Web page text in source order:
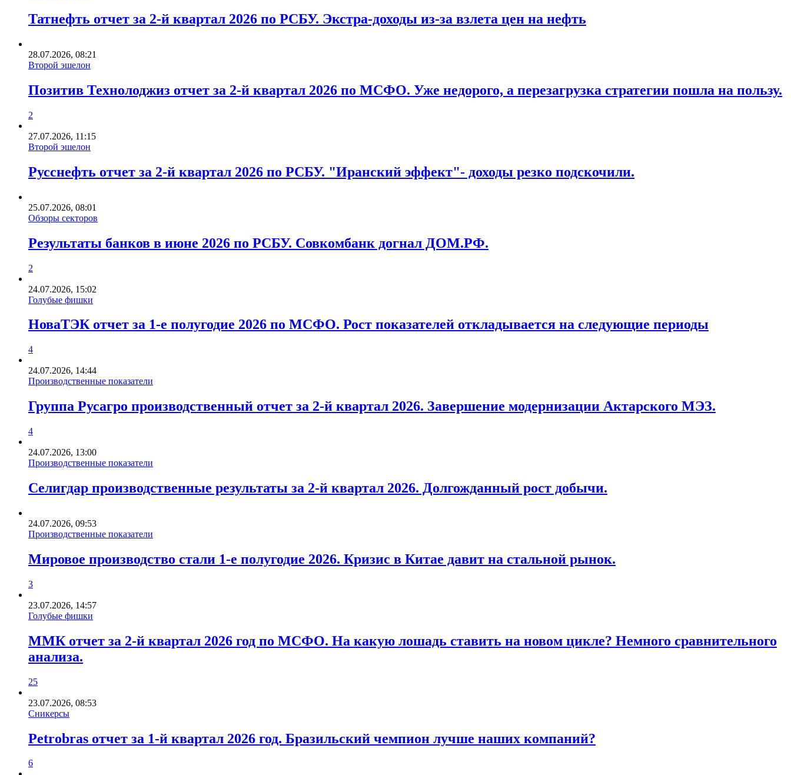
Татнефть отчет за 2-й квартал 2026 по РСБУ. Экстра-доходы из-за взлета цен на нефть
28.07.2026, 08:21
Второй эшелон
Позитив Технолоджиз отчет за 2-й квартал 2026 по МСФО. Уже недорого, а перезагрузка стратегии пошла на пользу.
2
27.07.2026, 11:15
Второй эшелон
Русснефть отчет за 2-й квартал 2026 по РСБУ. "Иранский эффект"- доходы резко подскочили.
25.07.2026, 08:01
Обзоры секторов
Результаты банков в июне 2026 по РСБУ. Совкомбанк догнал ДОМ.РФ.
2
24.07.2026, 15:02
Голубые фишки
НоваТЭК отчет за 1-е полугодие 2026 по МСФО. Рост показателей откладывается на следующие периоды
4
24.07.2026, 14:44
Производственные показатели
Группа Русагро производственный отчет за 2-й квартал 2026. Завершение модернизации Актарского МЭЗ.
4
24.07.2026, 13:00
Производственные показатели
Селигдар производственные результаты за 2-й квартал 2026. Долгожданный рост добычи.
24.07.2026, 09:53
Производственные показатели
Мировое производство стали 1-е полугодие 2026. Кризис в Китае давит на стальной рынок.
3
23.07.2026, 14:57
Голубые фишки
ММК отчет за 2-й квартал 2026 год по МСФО. На какую лошадь ставить на новом цикле? Немного сравнительного
анализа.
25
23.07.2026, 08:53
Сникерсы
Petrobras отчет за 1-й квартал 2026 год. Бразильский чемпион лучше наших компаний?
6